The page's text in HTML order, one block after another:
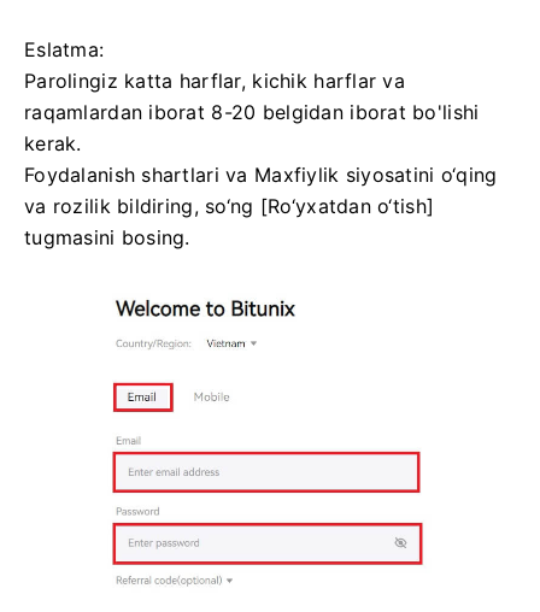
Eslatma:
Parolingiz katta harflar, kichik harflar va
raqamlardan iborat 8-20 belgidan iborat bo'lishi
kerak.
Foydalanish shartlari va Maxfiylik siyosatini o‘qing
va rozilik bildiring, so‘ng [Ro‘yxatdan o‘tish]
tugmasini bosing.